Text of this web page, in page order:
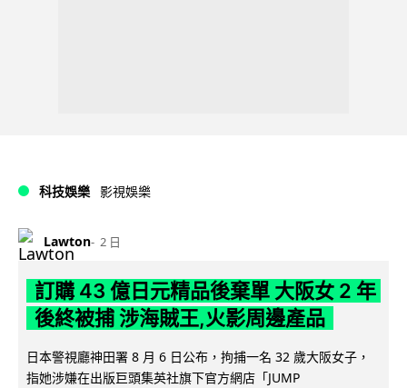
科技娛樂 影視娛樂
Lawton 2 日
訂購 43 億日元精品後棄單 大阪女 2 年
後終被捕 涉海賊王,火影周邊產品
日本警視廳神田署 8 月 6 日公布，拘捕一名 32 歲大阪女子，
指她涉嫌在出版巨頭集英社旗下官方網店「JUMP